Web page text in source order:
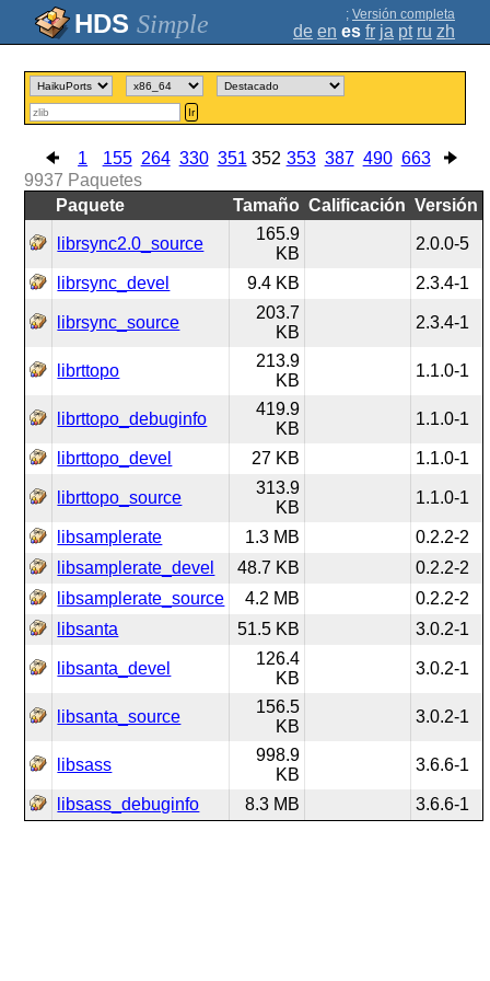
Simple ; Versión completa
de en es fr ja pt ru zh
Ir
1 155 264 330 351 352 353 387 490 663
9937 Paquetes
Paquete
Tamaño Calificación Versión
librsync2.0_source
165.9
KB
2.0.0-5
librsync_devel 9.4 KB 2.3.4-1
librsync_source
203.7
KB
2.3.4-1
librttopo
213.9
KB
1.1.0-1
librttopo_debuginfo
419.9
KB
1.1.0-1
librttopo_devel 27 KB 1.1.0-1
librttopo_source
313.9
KB
1.1.0-1
libsamplerate 1.3 MB
0.2.2-2
libsamplerate_devel
48.7 KB
0.2.2-2
libsamplerate_source
4.2 MB
0.2.2-2
libsanta
51.5 KB 3.0.2-1
libsanta_devel
126.4
KB
3.0.2-1
libsanta_source
156.5
KB
3.0.2-1
libsass
998.9
KB
3.6.6-1
libsass_debuginfo 8.3 MB 3.6.6-1